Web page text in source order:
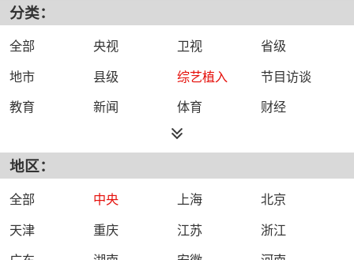
分类：
全部 央视 卫视
省级
地市
县级 综艺植入
节目访谈
教育
新闻 体育
财经
科技
都市
文化
文艺 娱乐
影视
电影
生活 电视剧
综合
地区：
全部 中央 上海
北京
天津
重庆 江苏
浙江